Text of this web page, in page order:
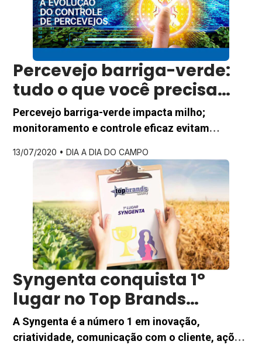
mesmo […]
Percevejo barriga-verde:
tudo o que você precisa
saber
Percevejo barriga-verde impacta milho;
monitoramento e controle eficaz evitam
safra. Saiba quais passos tomar. O percevejo
barriga-verde (Dichelops melacanthus) é uma
praga comum em diversas culturas, com
destaque para a de milho, e seu controle
costuma ser um grande desafio para os
agricultores. Sem o manejo adequado, […]
13/07/2020 •DIA A DIA DO CAMPO
Syngenta conquista 1°
lugar no Top Brands
Quality 2020
A Syngenta é a número 1 em inovação,
criatividade, comunicação com o cliente, ações